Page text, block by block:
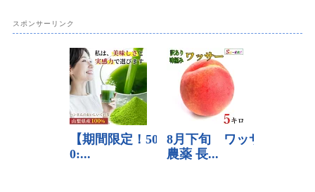
スポンサーリンク